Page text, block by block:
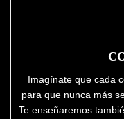
Imagínate que cada
para que nunca más
Te enseñaremos